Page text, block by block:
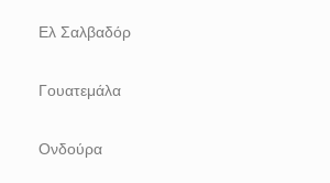
Ελ Σαλβαδόρ
Γουατεμάλα
Ονδούρα